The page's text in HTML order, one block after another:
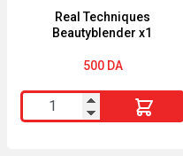
Real Techniques
Beautyblender x1
500 DA
quantité
de